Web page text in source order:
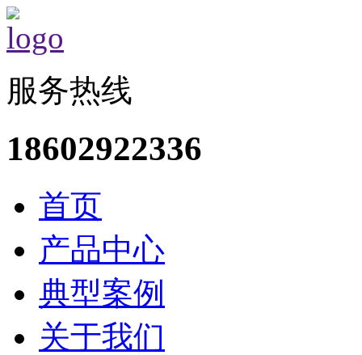
服务热线
18602922336
首页
产品中心
典型案例
关于我们